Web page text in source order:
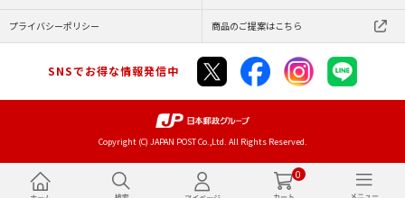
0
プライバシーポリシー 商品のご提案はこちら
SNSでお得な情報発信中
Copyright (C) JAPAN POST Co.,Ltd. All Rights Reserved.